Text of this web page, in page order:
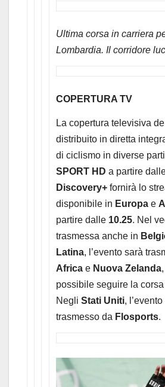
Ultima corsa in carriera
Lombardia. Il corridore
COPERTURA TV
La copertura televisiva
distribuito in diretta
di ciclismo in diverse
SPORT HD a partire
Discovery+fornirà lo
disponibile in Europae
partire dalle 10.25. Nel
trasmessa anche in
Latina, l’evento sarà
Africae Nuova Zelanda
possibile seguire la
Negli Stati Uniti,
trasmesso da Flosports.